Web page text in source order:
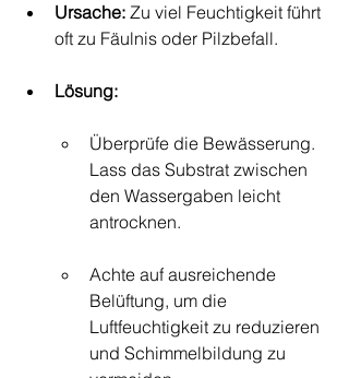
Ursache: Zu viel Feuchtigkeit führt
oft zu Fäulnis oder Pilzbefall.
Lösung:
Überprüfe die Bewässerung.
Lass das Substrat zwischen
den Wassergaben leicht
antrocknen.
Achte auf ausreichende
Belüftung, um die
Luftfeuchtigkeit zu reduzieren
und Schimmelbildung zu